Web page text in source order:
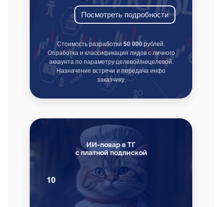
Посмотреть подробности
Стоимость разработки 50 000рублей.
Обработка и классификация лидов с личного
аккаунта по параметру целевой/нецелевой.
Назначение встречи и передача инфо
заказчику.
ИИ-повар в ТГ
с платной подпиской
10